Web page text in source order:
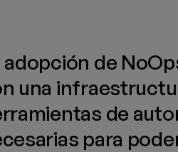
adopción de
una
de
para